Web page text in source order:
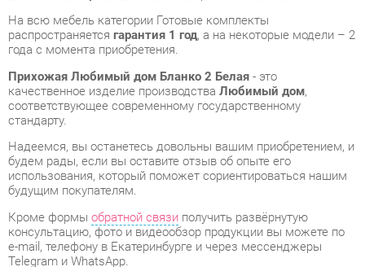
качественное изделие производства
соответствующее современному государственному
стандарту.
будем рады, если вы оставите отзыв об опыте его
использования, который поможет сориентироваться нашим
будущим покупателям.
консультацию, фото и видеообзор продукции вы можете по
e-mail, телефону в Екатеринбурге и через мессенджеры
Telegram и WhatsApp.
нашем шоу-руме и купить Прихожая Любимый дом Бланко 2
Белая, самостоятельно забрав его с нашего центрального
склада в г. Екатеринбург. Полный список адресов и
магазинов смотрите на странице